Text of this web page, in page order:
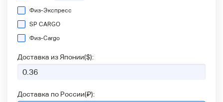
Физ-Экспресс
SP CARGO
Физ-Сargo
Доставка из Японии($):
Доставка по России(₽):